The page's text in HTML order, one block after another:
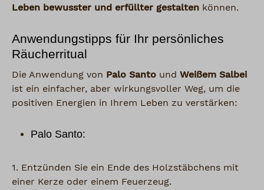
Leben bewusster und erfüllter gestalten können.
Anwendungstipps für Ihr persönliches
Räucherritual
Die Anwendung von Palo Santo und Weißem Salbei
ist ein einfacher, aber wirkungsvoller Weg, um die
positiven Energien in Ihrem Leben zu verstärken:
Palo Santo:
1. Entzünden Sie ein Ende des Holzstäbchens mit
einer Kerze oder einem Feuerzeug.